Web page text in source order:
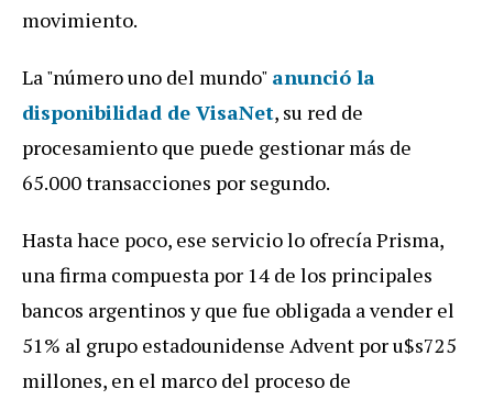
movimiento.
La"númerouno del mundo" anunció la
disponibilidad de VisaNet, su red de
procesamiento que puede gestionar más de
65.000transacciones por segundo.
Hastahace poco, ese serviciolo ofrecíaPrisma,
unafirma compuesta por 14 de los principales
bancos argentinos y que fue obligada avender el
51% al grupo estadounidense Advent poru$s725
millones, en el marco del proceso de